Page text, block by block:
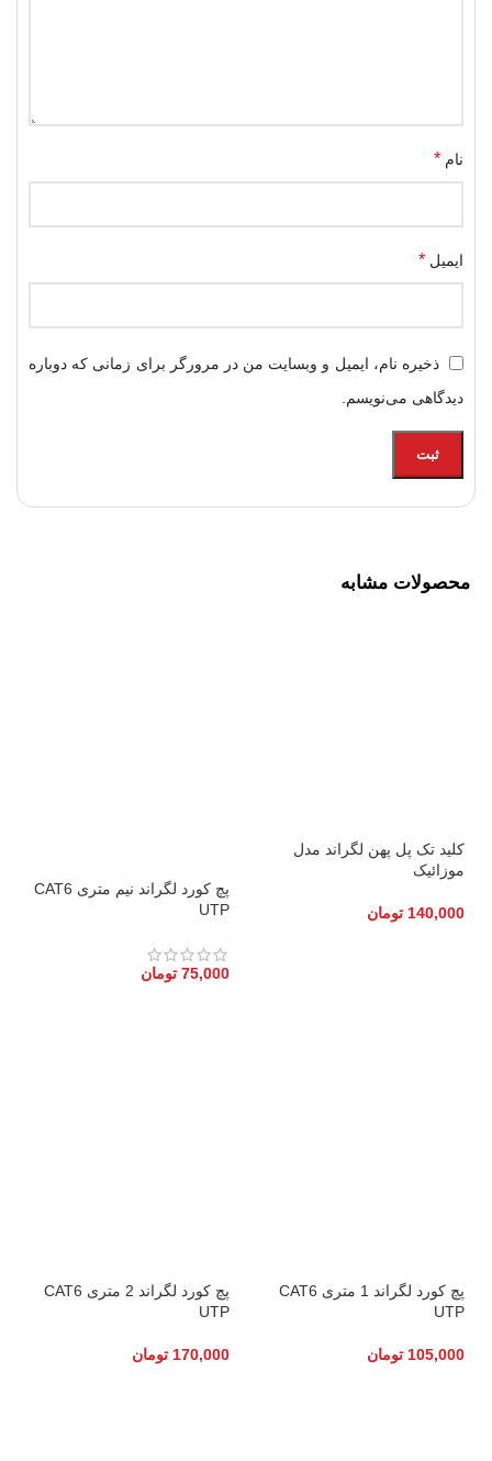
نام *
ایمیل *
ذخیره نام، ایمیل و وبسایت من در مرورگر برای زمانی که دوباره
دیدگاهی می‌نویسم.
محصولات مشابه
کلید تک پل پهن لگراند مدل
موزائیک
140,000 تومان
پچ کورد لگراند نیم متری CAT6
UTP
75,000 تومان
پچ کورد لگراند 1 متری CAT6
UTP
105,000 تومان
پچ کورد لگراند 2 متری CAT6
UTP
170,000 تومان